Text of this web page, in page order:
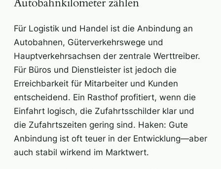
Für Logistik und Handel ist die Anbindung an
Autobahnen, Güterverkehrswege und
Hauptverkehrsachsen der zentrale Werttreiber.
Für Büros und Dienstleister ist jedoch die
Erreichbarkeit für Mitarbeiter und Kunden
entscheidend. Ein Rasthof profitiert, wenn die
Einfahrt logisch, die Zufahrtsschilder klar und
die Zufahrtszeiten gering sind. Haken: Gute
Anbindung ist oft teuer in der Entwicklung—aber
auch stabil wirkend im Marktwert.